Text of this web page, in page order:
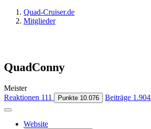
Quad-Cruiser.de
Mitglieder
QuadConny
Meister
Reaktionen 111 Punkte 10.076 Beiträge 1.904
Website